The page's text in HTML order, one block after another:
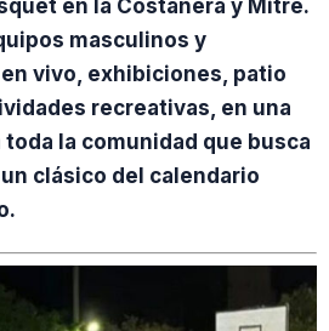
en la Costanera y Mitre.
masculinos y
vivo, exhibiciones, patio
recreativas, en una
la comunidad que busca
clásico del calendario